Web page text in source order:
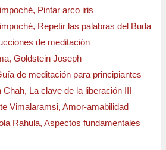
Pintar arco iris
Repetir las palabras del Buda
de meditación
Goldstein Joseph
de meditación para principiantes
Chah, La clave de la liberación III
Vimalaramsi, Amor-amabilidad
Rahula, Aspectos fundamentales